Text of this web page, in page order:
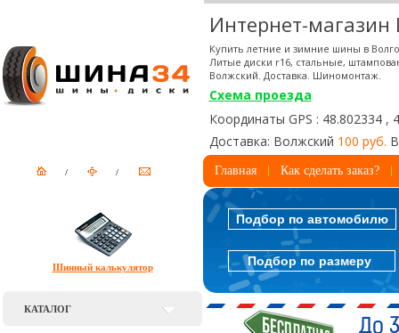
Интернет-
Купить летние и зимние шины в
Литые диски r16, стальные,
Волжский. Доставка. Шиномонтаж.
Схема проезда
Координаты GPS : 48.802334 ,
Доставка: Волжский 100 руб.
Главная Как сделать заказ?
Шинный калькулятор
КАТАЛОГ
Подбор по автомобилю
Подбор по размеру